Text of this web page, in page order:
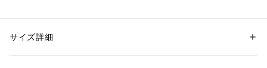
カテゴリー：
サイズ詳細